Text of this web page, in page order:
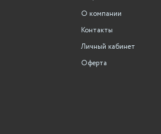
О компании
Контакты
Личный кабинет
Оферта